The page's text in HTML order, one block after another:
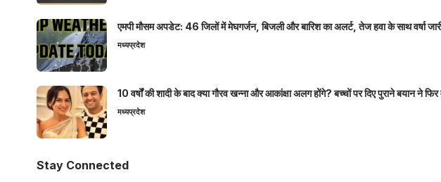
एमपी मौसम अपडेट: 46 जिलों में मेघगर्जन, बिजली और बारिश का अलर्ट, तेज हवा के साथ वर्षा
मध्यप्रदेश
10 वर्षों की शादी के बाद क्या गौरव खन्ना और आकांक्षा अलग होंगे? बच्चों पर दिए पुराने बयान ने
मध्यप्रदेश
Stay Connected